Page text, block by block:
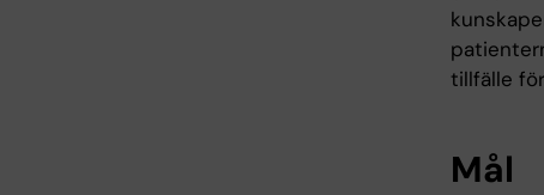
tillfälle
Mål